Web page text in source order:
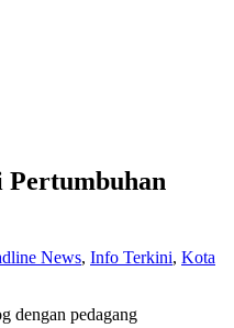
Pertumbuhan
News, Info Terkini, Kota